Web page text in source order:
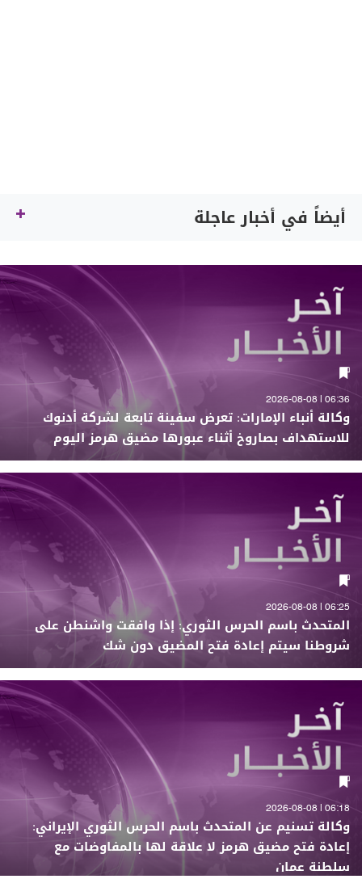
أيضاً في أخبار عاجلة
06:36 | 2026-08-08
وكالة أنباء الإمارات: تعرض سفينة تابعة لشركة أدنوك
للاستهداف بصاروخ أثناء عبورها مضيق هرمز اليوم
06:25 | 2026-08-08
المتحدث باسم الحرس الثوري: إذا وافقت واشنطن على
شروطنا سيتم إعادة فتح المضيق دون شك
06:18 | 2026-08-08
وكالة تسنيم عن المتحدث باسم الحرس الثوري الإيراني:
إعادة فتح مضيق هرمز لا علاقة لها بالمفاوضات مع
سلطنة عمان